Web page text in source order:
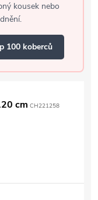
kousek nebo
100 koberců
cm CH221258